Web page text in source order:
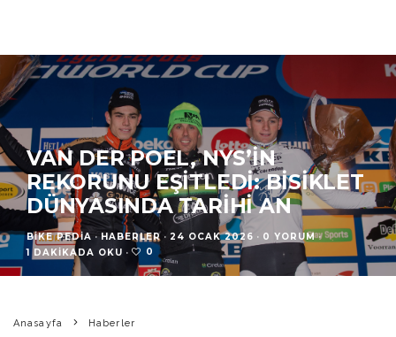
VAN DER POEL, NYS’IN
REKORUNU EŞITLEDI: BISIKLET
DÜNYASINDA TARIHI AN
BIKE PEDIA · HABERLER · 24 OCAK 2026 · 0 YORUM ·
1 DAKIKADA OKU · 0
Anasayfa Haberler